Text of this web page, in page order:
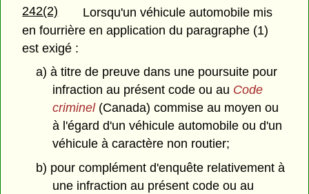
242(2)
Lorsqu'un véhicule automobile mis
en fourrière en application du paragraphe (1)
est exigé :
a) à titre de preuve dans une poursuite pour
infraction au présent code ou au Code
criminel(Canada) commise au moyen ou
à l'égard d'un véhicule automobile ou d'un
véhicule à caractère non routier;
b) pour complément d'enquête relativement à
une infraction au présent code ou au